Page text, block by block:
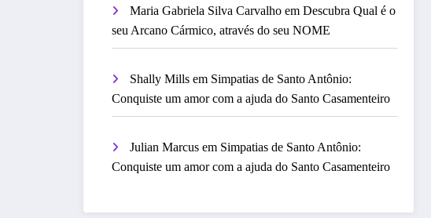
Maria Gabriela Silva Carvalho emDescubra Qual é o
seu Arcano Cármico, através do seu NOME
Shally Mills em Simpatias de Santo Antônio:
Conquiste um amor com a ajuda do Santo Casamenteiro
Julian Marcus em Simpatias de Santo Antônio:
Conquiste um amor com a ajuda do Santo Casamenteiro